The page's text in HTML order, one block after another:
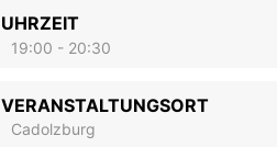
UHRZEIT
19:00 - 20:30
VERANSTALTUNGSORT
Cadolzburg